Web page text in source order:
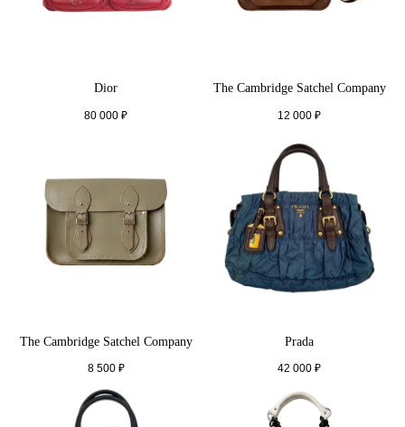
Dior
80 000 ₽
The Cambridge Satchel Company
12 000 ₽
The Cambridge Satchel Company
8 500 ₽
Prada
42 000 ₽